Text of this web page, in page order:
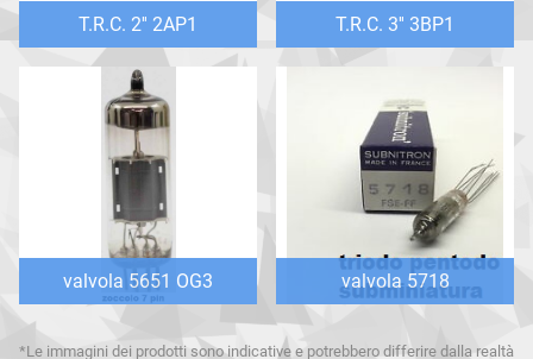
T.R.C. 2'' 2AP1 T.R.C. 3'' 3BP1
valvola 5651 OG3 valvola 5718
*Le immagini dei prodotti sono indicative e potrebbero differire dalla realtà